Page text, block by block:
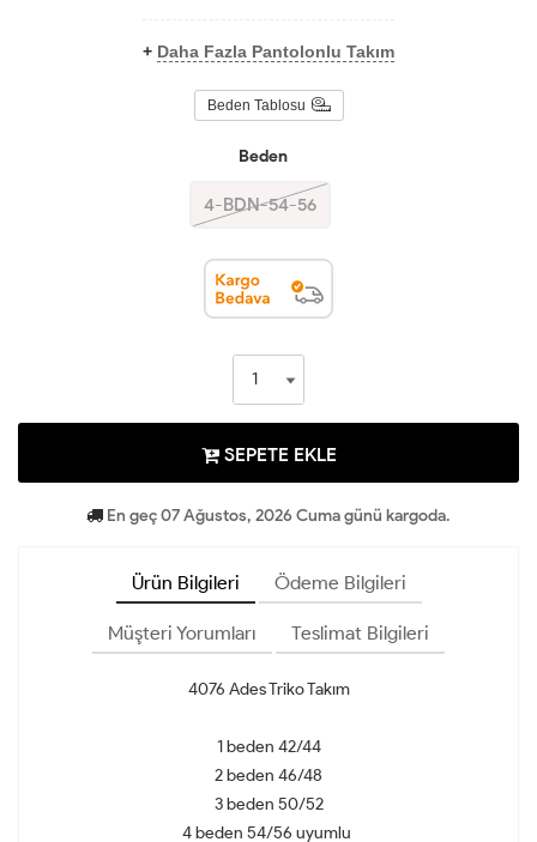
+ Daha Fazla Pantolonlu Takım
Beden Tablosu
Beden
4-BDN-54-56
SEPETE EKLE
En geç 07 Ağustos, 2026 Cuma günü kargoda.
Ürün Bilgileri Ödeme Bilgileri
Müşteri Yorumları Teslimat Bilgileri
4076 Ades Triko Takım
1 beden 42/44
2 beden 46/48
3 beden 50/52
4 beden 54/56 uyumlu